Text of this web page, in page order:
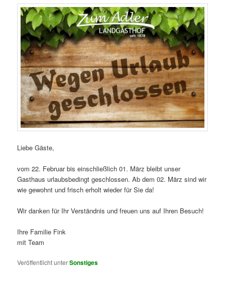
Liebe Gäste,
vom 22. Februar bis einschließlich 01. März bleibt unser
Gasthaus urlaubsbedingt geschlossen. Ab dem 02. März sind wir
wie gewohnt und frisch erholt wieder für Sie da!
Wir danken für Ihr Verständnis und freuen uns auf Ihren Besuch!
Ihre Familie Fink
mit Team
Veröffentlicht unterSonstiges